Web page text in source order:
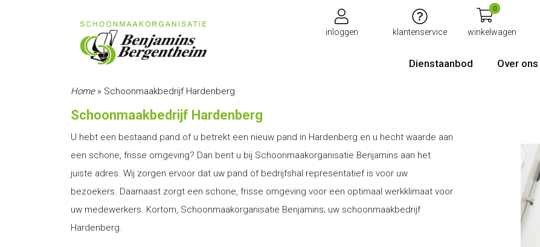
inloggen klantenservice
0
winkelwagen
Dienstaanbod Over ons
Home» Schoonmaakbedrijf Hardenberg
Schoonmaakbedrijf Hardenberg
U hebt een bestaand pand of u betrekt een nieuw pand in Hardenberg en u hecht waarde aan
een schone, frisse omgeving? Dan bent u bij Schoonmaakorganisatie Benjamins aan het
juiste adres. Wij zorgen ervoor dat uw pand of bedrijfshal representatief is voor uw
bezoekers. Daarnaast zorgt een schone, frisse omgeving voor een optimaal werkklimaat voor
uw medewerkers. Kortom, Schoonmaakorganisatie Benjamins; uw schoonmaakbedrijf
Hardenberg.